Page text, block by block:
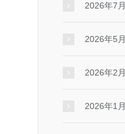
2026年7月
2026年5月
2026年2月
2026年1月